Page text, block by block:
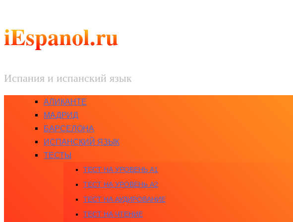
iEspanol.ru
Испания и испанский язык
АЛИКАНТЕ
МАДРИД
БАРСЕЛОНА
ИСПАНСКИЙ ЯЗЫК
ТЕСТЫ
ТЕСТ НА УРОВЕНЬ A1
ТЕСТ НА УРОВЕНЬ A2
ТЕСТ НА АУДИРОВАНИЕ
ТЕСТ НА ЧТЕНИЕ